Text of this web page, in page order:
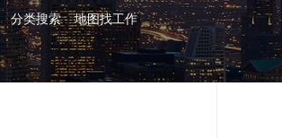
分类搜索 地图找工作